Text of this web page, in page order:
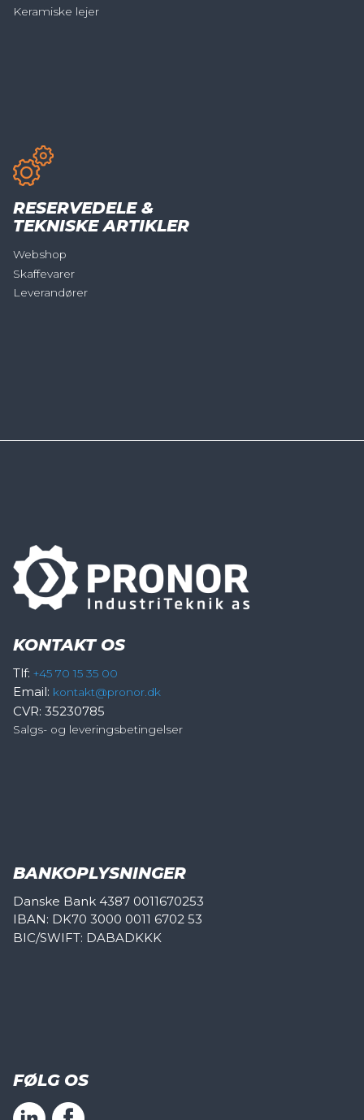
Keramiske lejer
RESERVEDELE &
TEKNISKE ARTIKLER
Webshop
Skaffevarer
Leverandører
KONTAKT OS
Tlf: +45 70 15 35 00
Email: kontakt@pronor.dk
CVR: 35230785
Salgs- og leveringsbetingelser
BANKOPLYSNINGER
Danske Bank 4387 0011670253
IBAN: DK70 3000 0011 6702 53
BIC/SWIFT: DABADKKK
FØLG OS